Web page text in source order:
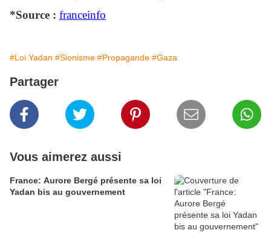
*Source : franceinfo
#Loi Yadan #Sionisme #Propagande #Gaza
Partager
Vous aimerez aussi
France: Aurore Bergé présente sa loi
Yadan bis au gouvernement